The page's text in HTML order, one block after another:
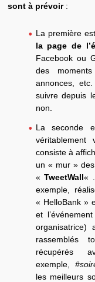
sont à prévoir:
La première
la page de
Facebook ou
des
annonces,
suivre depuis
non.
La seconde
véritablement
consiste à
un « mur »
«TweetWall«
exemple,
« HelloBank »
et
rassemblés
récupérés
exemple,
les meilleurs